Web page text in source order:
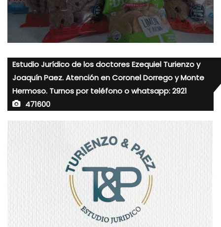
Estudio Jurídico de los doctores Ezequiel Turienzo y
Joaquín Paez. Atención en Coronel Dorrego y Monte
Hermoso. Turnos por teléfono o whatsapp: 2921
471600